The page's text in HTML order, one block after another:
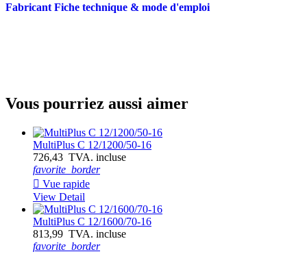
Fabricant Fiche technique & mode d'emploi
Vous pourriez aussi aimer
MultiPlus C 12/1200/50-16
726,43 TVA. incluse
favorite_border
 Vue rapide
View Detail
MultiPlus C 12/1600/70-16
813,99 TVA. incluse
favorite_border